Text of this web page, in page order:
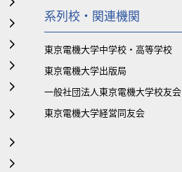
系列校・関連機関
東京電機大学中学校・高等学校
東京電機大学出版局
一般社団法人東京電機大学校友会
東京電機大学経営同友会